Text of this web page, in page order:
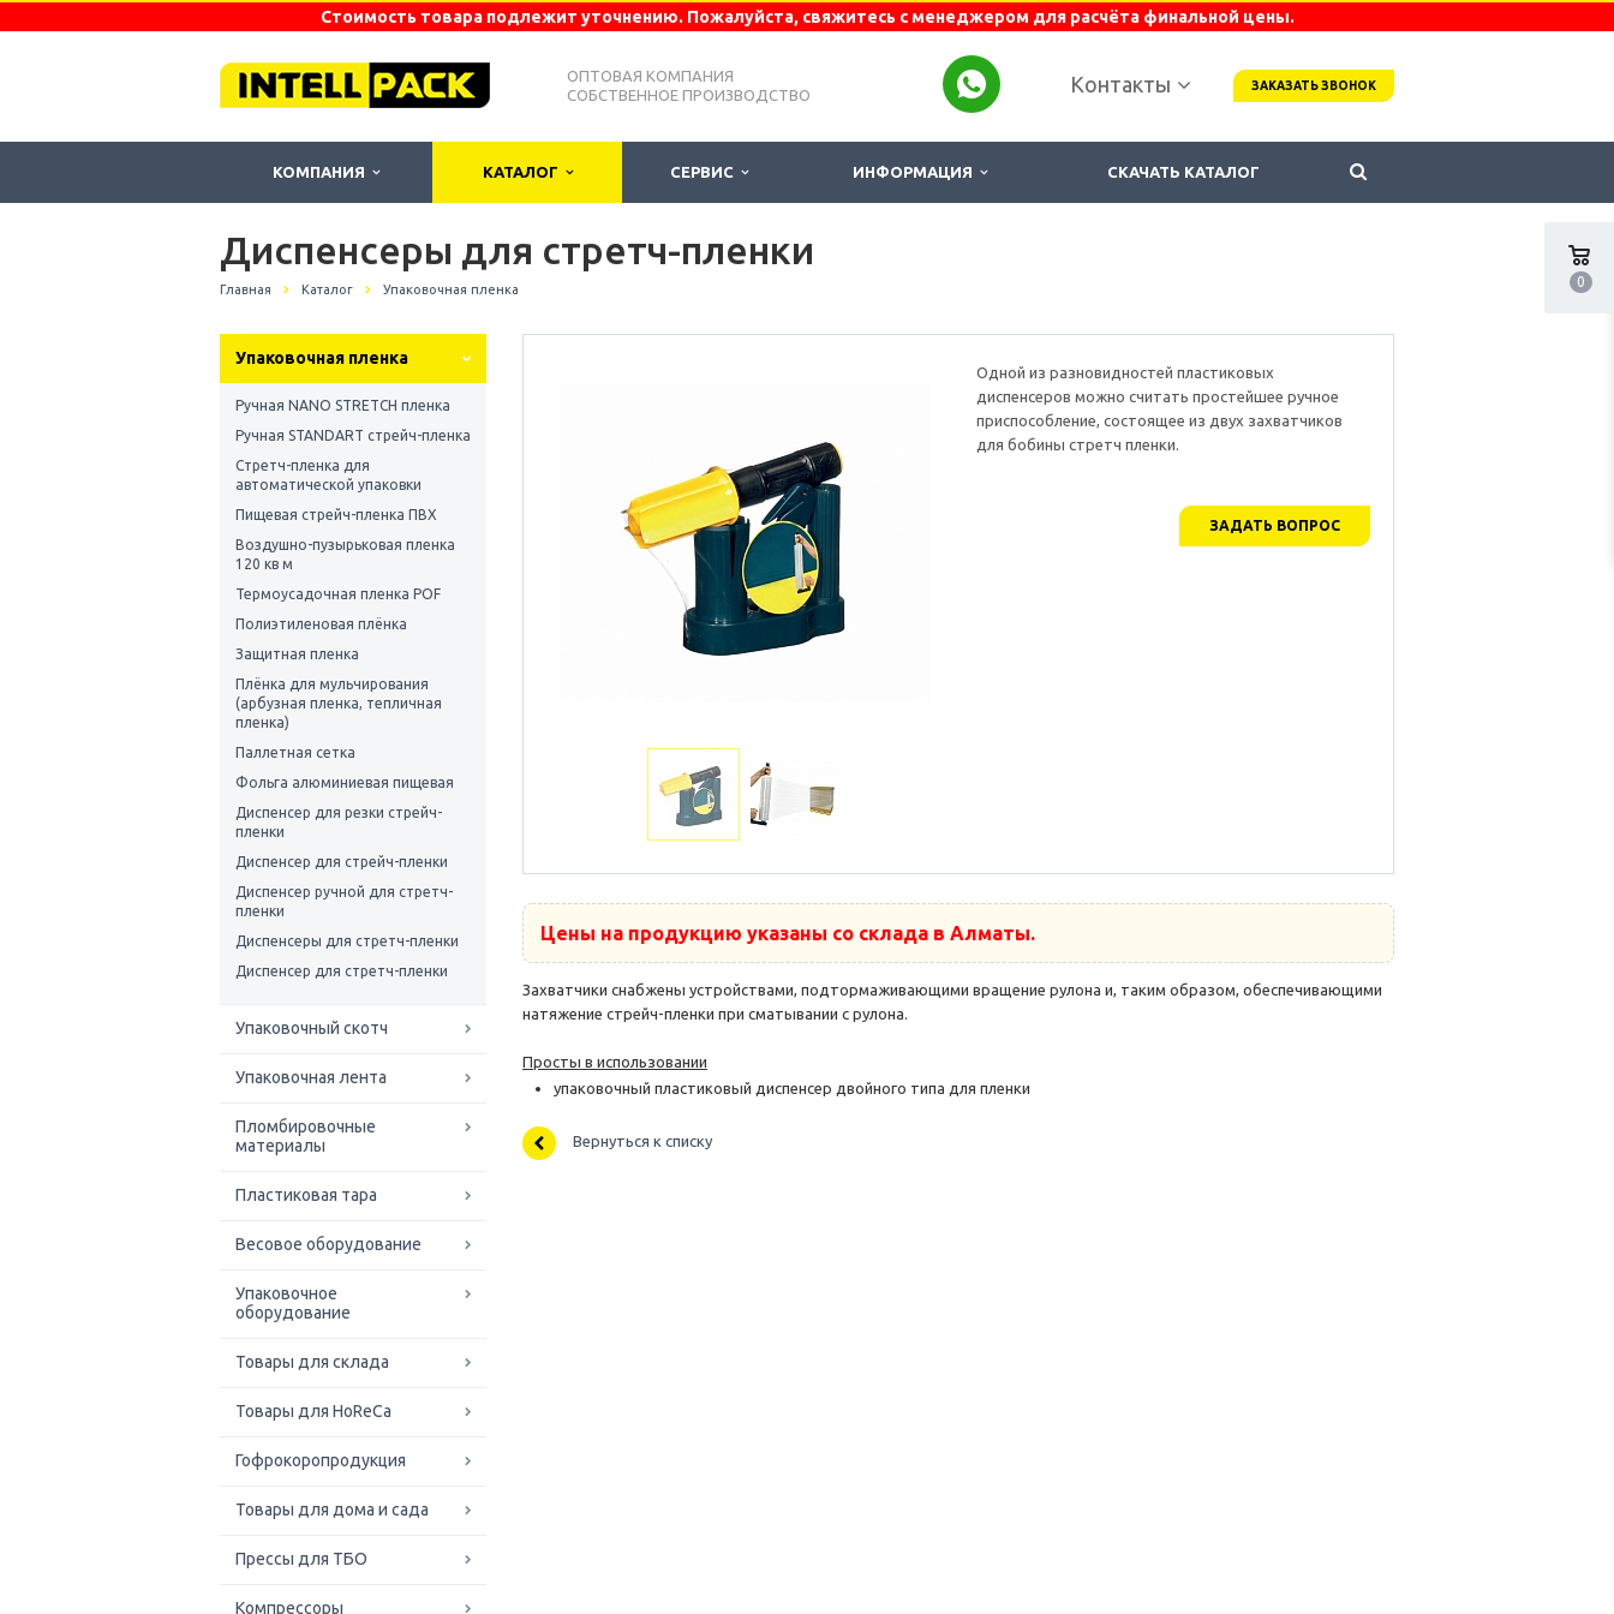
0
Стоимость товара подлежит уточнению. Пожалуйста, свяжитесь с менеджером для расчёта финальной цены.
ОПТОВАЯ КОМПАНИЯ
СОБСТВЕННОЕ ПРОИЗВОДСТВО
Контакты ЗАКАЗАТЬ ЗВОНОК
КОМПАНИЯ КАТАЛОГ СЕРВИС ИНФОРМАЦИЯ СКАЧАТЬ КАТАЛОГ
Диспенсеры для стретч-пленки
Главная Каталог Упаковочная пленка
Упаковочная пленка
Ручная NANO STRETCH пленка
Ручная STANDART стрейч-пленка
Стретч-пленка для
автоматической упаковки
Пищевая стрейч-пленка ПВХ
Воздушно-пузырьковая пленка
120 кв м
Термоусадочная пленка POF
Полиэтиленовая плёнка
Защитная пленка
Плёнка для мульчирования
(арбузная пленка, тепличная
пленка)
Паллетная сетка
Фольга алюминиевая пищевая
Диспенсер для резки стрейч-
пленки
Диспенсер для стрейч-пленки
Диспенсер ручной для стретч-
пленки
Диспенсеры для стретч-пленки
Диспенсер для стретч-пленки
Упаковочный скотч
Упаковочная лента
Пломбировочные
материалы
Пластиковая тара
Весовое оборудование
Упаковочное
оборудование
Товары для склада
Товары для HoReCa
Гофрокоропродукция
Товары для дома и сада
Прессы для ТБО
Компрессоры
Одной из разновидностей пластиковых
диспенсеров можно считать простейшее ручное
приспособление, состоящее из двух захватчиков
для бобины стретч пленки.
ЗАДАТЬ ВОПРОС
Цены на продукцию указаны со склада в Алматы.
Захватчики снабжены устройствами, подтормаживающими вращение рулона и, таким образом, обеспечивающими
натяжение стрейч-пленки при сматывании с рулона.
Просты в использовании
упаковочный пластиковый диспенсер двойного типа для пленки
Вернуться к списку